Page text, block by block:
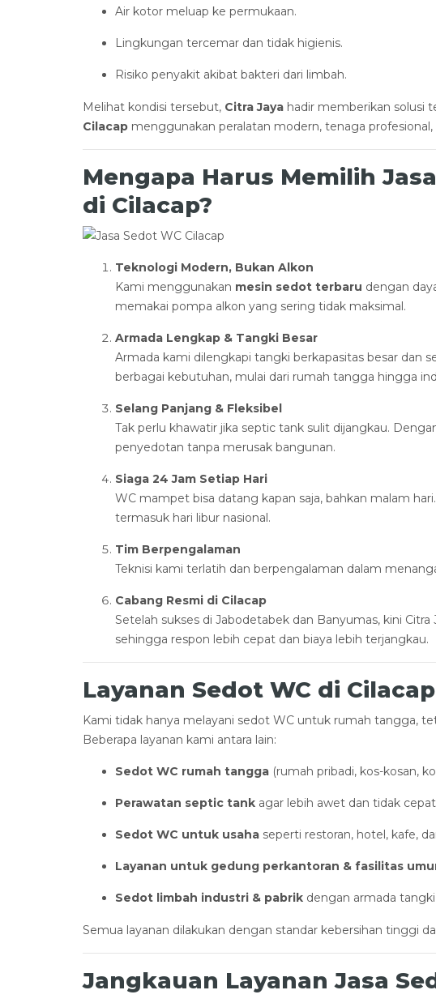
Air kotor meluap ke permukaan.
Lingkungan tercemar dan tidak higienis.
Risiko penyakit akibat bakteri dari limbah.
Melihat kondisi tersebut, Citra Jaya hadir memberikan solusi
Cilacap menggunakan peralatan modern, tenaga
Mengapa Harus Memilih
di Cilacap?
Teknologi Modern, Bukan Alkon
Kami menggunakan mesin sedot terbaru dengan
memakai pompa alkon yang sering tidak maksimal.
Armada Lengkap & Tangki Besar
Armada kami dilengkapi tangki berkapasitas besar dan
berbagai kebutuhan, mulai dari rumah tangga hingga
Selang Panjang & Fleksibel
Tak perlu khawatir jika septic tank sulit dijangkau.
penyedotan tanpa merusak bangunan.
Siaga 24 Jam Setiap Hari
WC mampet bisa datang kapan saja, bahkan malam
termasuk hari libur nasional.
Tim Berpengalaman
Teknisi kami terlatih dan berpengalaman dalam
Cabang Resmi di Cilacap
Setelah sukses di Jabodetabek dan Banyumas, kini
sehingga respon lebih cepat dan biaya lebih terjangkau.
Layanan Sedot WC di Cilacap
Kami tidak hanya melayani sedot WC untuk rumah tangga,
Beberapa layanan kami antara lain:
Sedot WC rumah tangga (rumah pribadi, kos-kosan,
Perawatan septic tank agar lebih awet dan tidak
Sedot WC untuk usaha seperti restoran, hotel, kafe,
Layanan untuk gedung perkantoran & fasilitas
Sedot limbah industri & pabrik dengan armada tangki
Semua layanan dilakukan dengan standar kebersihan tinggi
Jangkauan Layanan Jasa